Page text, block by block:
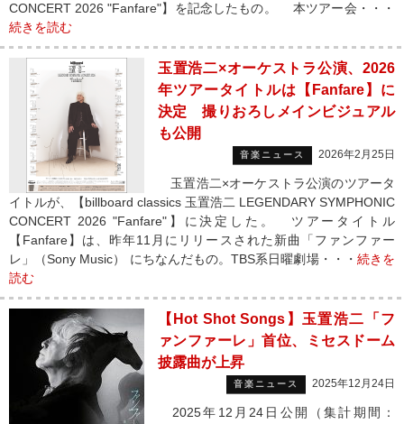
CONCERT 2026 "Fanfare"】を記念したもの。 本ツアー会・・・
続きを読む
玉置浩二×オーケストラ公演、2026
年ツアータイトルは【Fanfare】に
決定 撮りおろしメインビジュアル
も公開
音楽ニュース 2026年2月25日
玉置浩二×オーケストラ公演のツアータ
イトルが、【billboard classics 玉置浩二 LEGENDARY SYMPHONIC
CONCERT 2026 "Fanfare"】に決定した。 ツアータイトル
【Fanfare】は、昨年11月にリリースされた新曲「ファンファー
レ」（Sony Music） にちなんだもの。TBS系日曜劇場・・・ 続きを
読む
【Hot Shot Songs】玉置浩二「フ
ァンファーレ」首位、ミセスドーム
披露曲が上昇
音楽ニュース 2025年12月24日
2025年12月24日公開（集計期間：